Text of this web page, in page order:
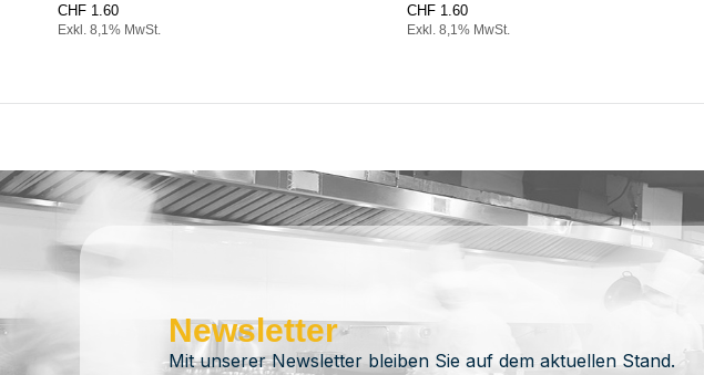
CHF 1.60
Exkl. 8,1% MwSt.
CHF 1.60
Exkl. 8,1% MwSt.
Newsletter
Mit unserer Newsletter bleiben Sie auf dem aktuellen Stand.